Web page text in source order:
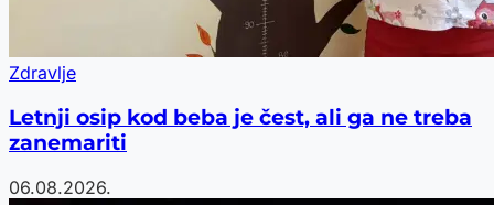
Zdravlje
Letnji osip kod beba je čest, ali ga ne treba
zanemariti
06.08.2026.